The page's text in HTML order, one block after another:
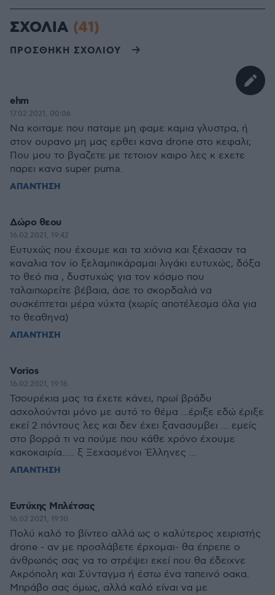
ΣΧΟΛΙΑ (41)
ΠΡΟΣΘΗΚΗ ΣΧΟΛΙΟΥ
ehm
17.02.2021, 00:06
Να κοιταμε που παταμε μη φαμε καμια γλυστρα, ή
στον ουρανο μη μας ερθει κανα drone στο κεφαλι;
Που μου το βγαζετε με τετοιον καιρο λες κ εχετε
παρει κανα super puma.
ΑΠΑΝΤΗΣΗ
Δώρο θεου
16.02.2021, 19:42
Ευτυχώς που έχουμε και τα χιόνια και ξέχασαν τα
καναλια τον ϊο ξελαμπικάραμαι λιγάκι ευτυχώς, δόξα
το θεό πια , δυστυχώς για τον κόσμο που
ταλαιπωρείτε βέβαια, άσε το σκορδαλιά να
συσκέπτεται μέρα νύχτα (χωρίς αποτέλεσμα όλα για
το θεαθηνα)
ΑΠΑΝΤΗΣΗ
Vorios
16.02.2021, 19:16
Τσουρέκια μας τα έχετε κάνει, πρωί βράδυ
ασχολούνται μόνο με αυτό το θέμα ...έριξε εδώ έριξε
εκεί 2 πόντους λες και δεν έχει ξανασυμβει ... εμείς
στο βορρά τι να πούμε που κάθε χρόνο έχουμε
κακοκαιρία..... ξ Ξεχασμένοι Έλληνες ...
ΑΠΑΝΤΗΣΗ
Ευτύχης Μπλέτσας
16.02.2021, 19:10
Πολύ καλό το βίντεο αλλά ως ο καλύτερος χειριστής
drone - αν με προσλάβετε έρχομαι- θα έπρεπε ο
άνθρωπός σας να το στρέψει εκεί που θα έδειχνε
Ακρόπολη και Σύνταγμα ή έστω ένα ταπεινό οακα.
Μπράβο σας όμως, αλλά καλό είναι να με